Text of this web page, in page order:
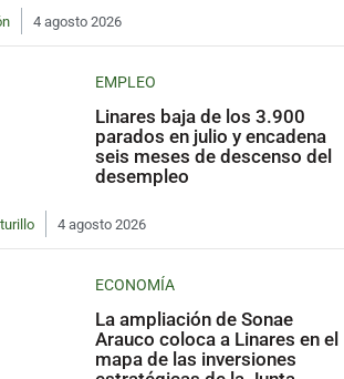
4 agosto 2026
EMPLEO
Linares baja de los 3.900
parados en julio y encadena
seis meses de descenso del
desempleo
4 agosto 2026
ECONOMÍA
La ampliación de Sonae
Arauco coloca a Linares en el
mapa de las inversiones